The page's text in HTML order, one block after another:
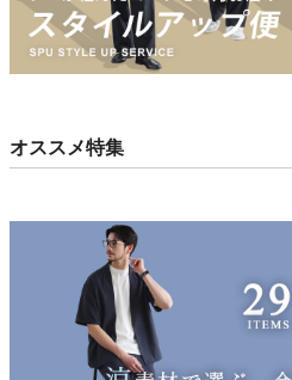
オススメ特集